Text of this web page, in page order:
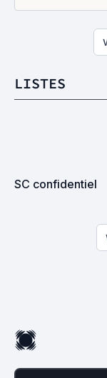
LISTES
SC confidentiel